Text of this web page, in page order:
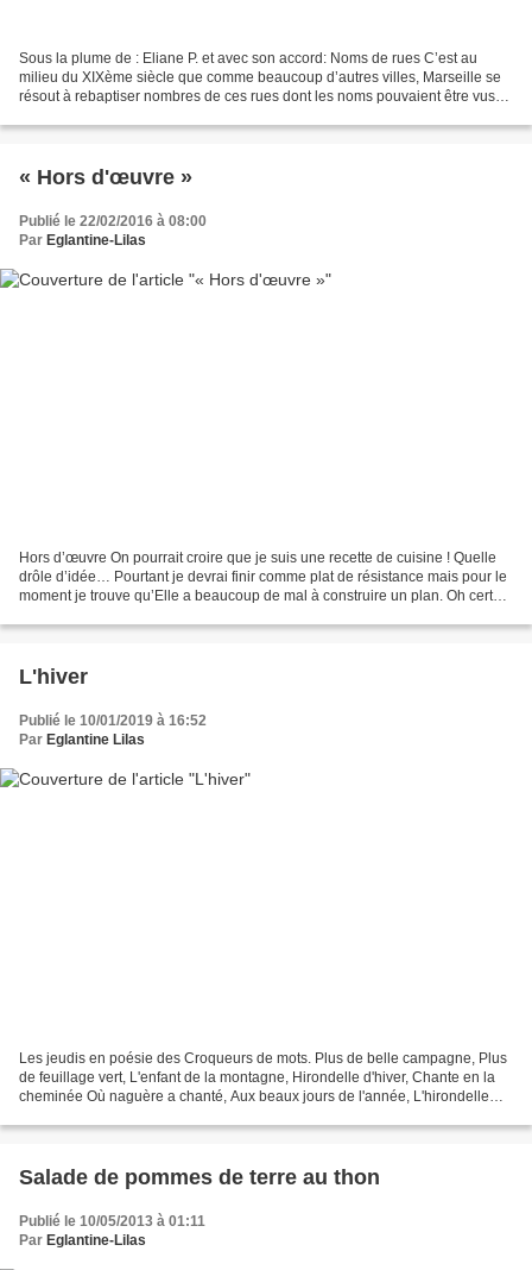
Sous la plume de : Eliane P. et avec son accord: Noms de rues C’est au
milieu du XIXème siècle que comme beaucoup d’autres villes, Marseille se
résout à rebaptiser nombres de ces rues dont les noms pouvaient être vus
« Hors d'œuvre »
Publié le 22/02/2016 à 08:00
Par Eglantine-Lilas
Hors d’œuvre On pourrait croire que je suis une recette de cuisine ! Quelle
drôle d’idée… Pourtant je devrai finir comme plat de résistance mais pour le
moment je trouve qu’Elle a beaucoup de mal à construire un plan. Oh certes
L'hiver
Publié le 10/01/2019 à 16:52
Par Eglantine Lilas
Les jeudis en poésie des Croqueurs de mots. Plus de belle campagne, Plus
de feuillage vert, L'enfant de la montagne, Hirondelle d'hiver, Chante en la
cheminée Où naguère a chanté, Aux beaux jours de l'année, L'hirondelle
Salade de pommes de terre au thon
Publié le 10/05/2013 à 01:11
Par Eglantine-Lilas